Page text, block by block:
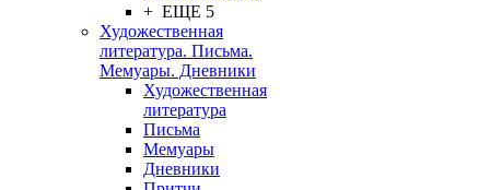
+ ЕЩЕ 5
Художественная
литература. Письма.
Мемуары. Дневники
Художественная
литература
Письма
Мемуары
Дневники